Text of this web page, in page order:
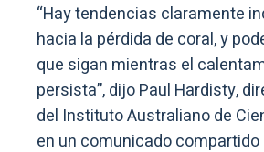
“Hay tendencias claramente
hacia la pérdida de coral, y
que sigan mientras el
persista”, dijo Paul Hardisty,
del Instituto Australiano de
en un comunicado compartido